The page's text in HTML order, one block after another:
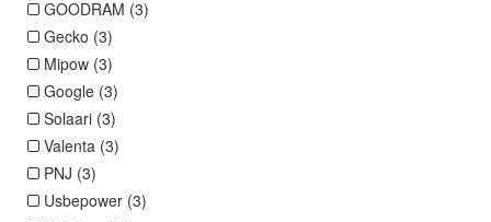
GOODRAM (3)
Gecko (3)
Mipow (3)
Google (3)
Solaari (3)
Valenta (3)
PNJ (3)
Usbepower (3)